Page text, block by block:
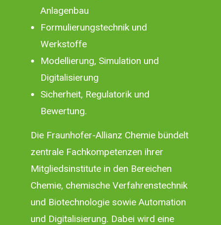
Anlagenbau
Formulierungstechnik und
Werkstoffe
Modellierung, Simulation und
Digitalisierung
Sicherheit, Regulatorik und
Bewertung.
Die Fraunhofer-Allianz Chemie bündelt
zentrale Fachkompetenzen ihrer
Mitgliedsinstitute in den Bereichen
Chemie, chemische Verfahrenstechnik
und Biotechnologie sowie Automation
und Digitalisierung. Dabei wird eine